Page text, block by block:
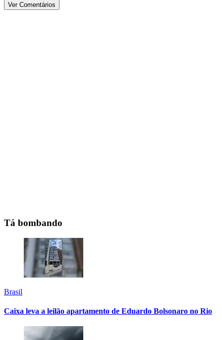
Ver Comentários
Tá bombando
Brasil
Caixa leva a leilão apartamento de Eduardo Bolsonaro no Rio